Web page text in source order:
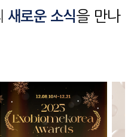
새로운 소식을 만나